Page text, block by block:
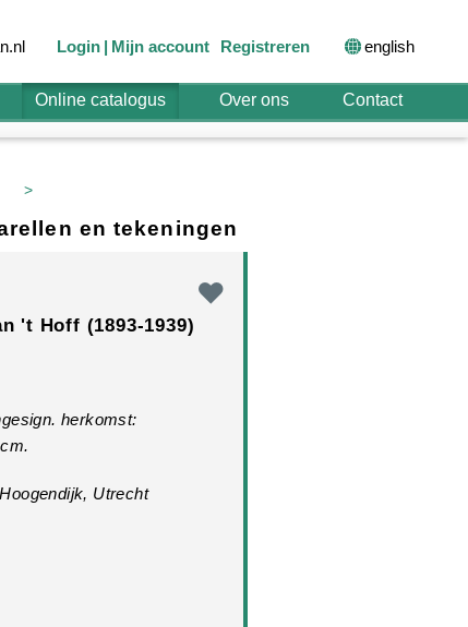
Login Mijn account Registreren english
Online catalogus Over ons Contact
>
en tekeningen
't Hoff (1893-1939)
herkomst:
Utrecht